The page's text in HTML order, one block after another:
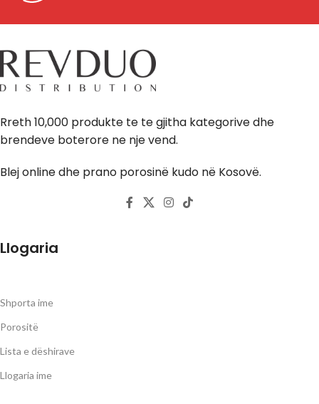
Rreth 10,000 produkte te te gjitha kategorive dhe
brendeve boterore ne nje vend.
Blej online dhe prano porosinë kudo në Kosovë.
Llogaria
Shporta ime
Porositë
Lista e dëshirave
Llogaria ime